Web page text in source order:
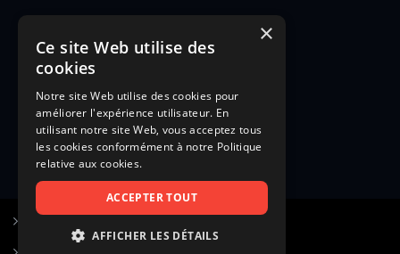
×
Ce site Web utilise des
cookies
Notre site Web utilise des cookies pour
améliorer l'expérience utilisateur. En
utilisant notre site Web, vous acceptez tous
les cookies conformément à notre Politique
relative aux cookies.
ACCEPTER TOUT
AFFICHER LES DÉTAILS